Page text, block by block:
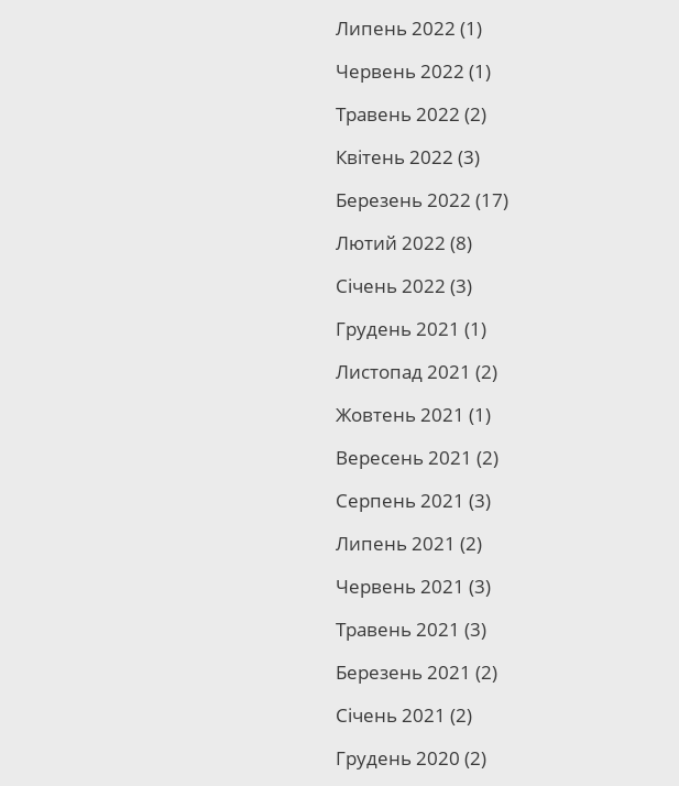
Липень 2022 (1)
Червень 2022 (1)
Травень 2022 (2)
Квітень 2022 (3)
Березень 2022 (17)
Лютий 2022 (8)
Січень 2022 (3)
Грудень 2021 (1)
Листопад 2021 (2)
Жовтень 2021 (1)
Вересень 2021 (2)
Серпень 2021 (3)
Липень 2021 (2)
Червень 2021 (3)
Травень 2021 (3)
Березень 2021 (2)
Січень 2021 (2)
Грудень 2020 (2)